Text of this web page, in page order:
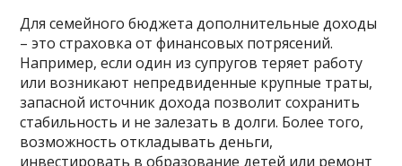
Для семейного бюджета дополнительные доходы
– это страховка от финансовых потрясений.
Например, если один из супругов теряет работу
или возникают непредвиденные крупные траты,
запасной источник дохода позволит сохранить
стабильность и не залезать в долги. Более того,
возможность откладывать деньги,
инвестировать в образование детей или ремонт